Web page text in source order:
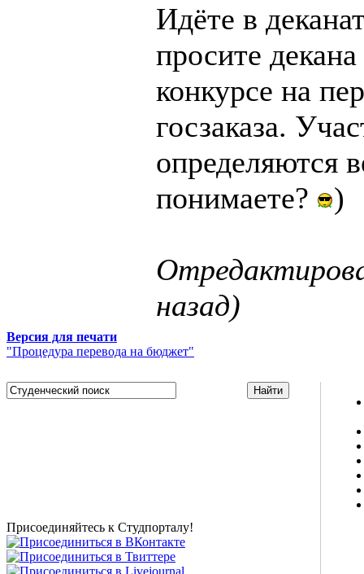
Идёте в
просите
конкурсе на
госзаказа.
определяются
понимаете?
)
назад)
Версия для печати
"Процедура перевода на бюджет"
Присоединяйтесь к Студпорталу!